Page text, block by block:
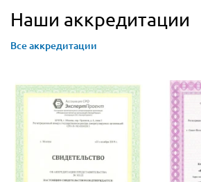
Наши аккредитации
Все аккредитации